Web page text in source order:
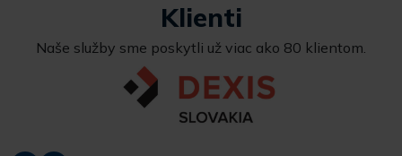
Klienti
Naše služby sme poskytli už viac ako 80 klientom.